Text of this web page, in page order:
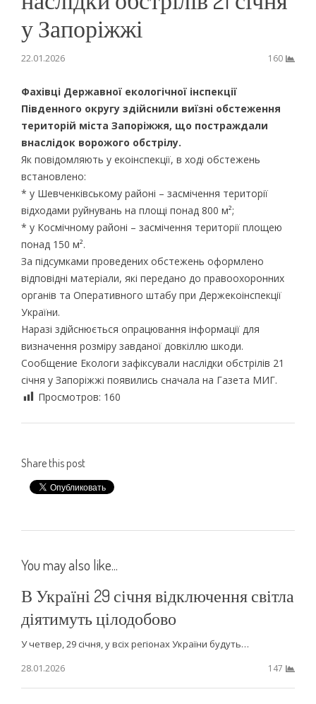
у Запоріжжі
22.01.2026 160
Фахівці Державної екологічної інспекції
Південного округу здійснили виїзні обстеження
територій міста Запоріжжя, що постраждали
внаслідок ворожого обстрілу.
Як повідомляють у екоінспекції, в ході обстежень
встановлено:
* у Шевченківському районі – засмічення території
відходами руйнувань на площі понад 800 м²;
* у Космічному районі – засмічення території площею
понад 150 м².
За підсумками проведених обстежень оформлено
відповідні матеріали, які передано до правоохоронних
органів та Оперативного штабу при Держекоінспекції
України.
Наразі здійснюється опрацювання інформації для
визначення розміру завданої довкіллю шкоди.
Сообщение Екологи зафіксували наслідки обстрілів 21
січня у Запоріжжі появились сначала на Газета МИГ.
Просмотров: 160
Share this post
You may also like...
В Україні 29 січня відключення світла
діятимуть цілодобово
У четвер, 29 січня, у всіх регіонах України будуть…
28.01.2026
147